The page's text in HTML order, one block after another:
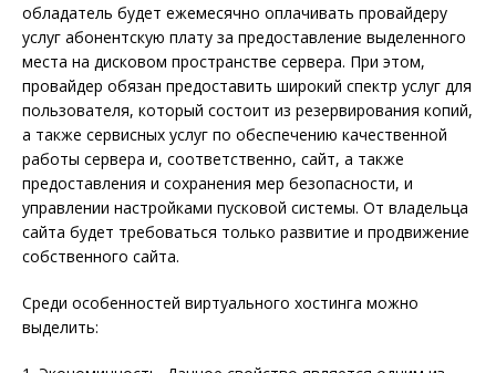
обладатель будет ежемесячно оплачивать провайдеру
услуг абонентскую плату за предоставление выделенного
места на дисковом пространстве сервера. При этом,
провайдер обязан предоставить широкий спектр услуг для
пользователя, который состоит из резервирования копий,
а также сервисных услуг по обеспечению качественной
работы сервера и, соответственно, сайт, а также
предоставления и сохранения мер безопасности, и
управлении настройками пусковой системы. От владельца
сайта будет требоваться только развитие и продвижение
собственного сайта.
Среди особенностей виртуального хостинга можно
выделить: